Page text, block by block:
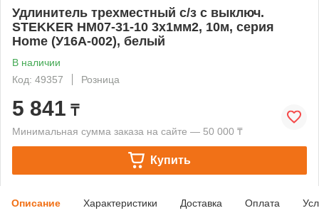
Удлинитель трехместный с/з с выключ.
STEKKER HM07-31-10 3x1мм2, 10м, серия
Home (У16А-002), белый
В наличии
Код: 49357
Розница
5 841 ₸
Минимальная сумма заказа на сайте — 50 000 ₸
Купить
Описание Характеристики Доставка Оплата